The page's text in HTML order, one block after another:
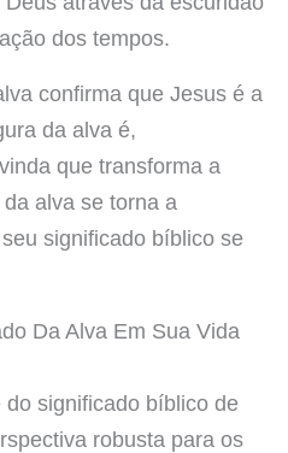
dos tempos.
confirma que Jesus é a
da alva é,
que transforma a
alva se torna a
significado bíblico se
Da Alva Em Sua Vida
significado bíblico de
robusta para os